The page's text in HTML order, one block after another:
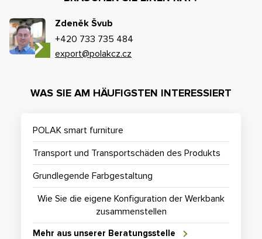
Zdeněk Švub
+420 733 735 484
export@polakcz.cz
WAS SIE AM HÄUFIGSTEN INTERESSIERT
POLAK smart furniture
Transport und Transportschäden des Produkts
Grundlegende Farbgestaltung
Wie Sie die eigene Konfiguration der Werkbank
zusammenstellen
Mehr aus unserer Beratungsstelle